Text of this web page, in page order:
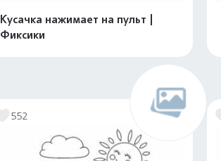
Кусачка нажимает на пульт |
Фиксики
552